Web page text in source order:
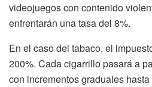
videojuegos con contenido
enfrentarán una tasa del 8%.
En el caso del tabaco, el
200%. Cada cigarrillo pasará a
con incrementos graduales